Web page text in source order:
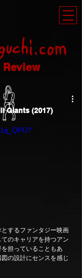
Review
Giants (2017)
するファンタジー映画
のキャリアを持つアン
担っていることもあ
の設計にセンスを感じ